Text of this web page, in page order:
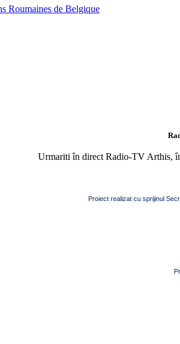
Roumaines de Belgique
Urmariti în direct Radio-TV Arthis,
Proiect realizat cu sprijinul